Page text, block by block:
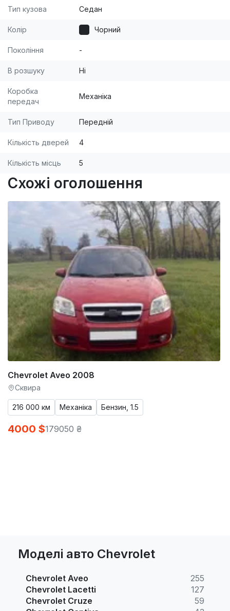
Тип кузова Седан
Колір Чорний
Покоління -
В розшуку Ні
Коробка
передач
Механіка
Тип Приводу Передній
Кількість дверей 4
Кількість місць 5
Схожі оголошення
Chevrolet Aveo 2008
Сквира
216 000 км Механіка Бензин, 1.5
4000 $179050 ₴
Моделі авто Chevrolet
Chevrolet Aveo
255
Chevrolet Lacetti
127
Chevrolet Cruze
59